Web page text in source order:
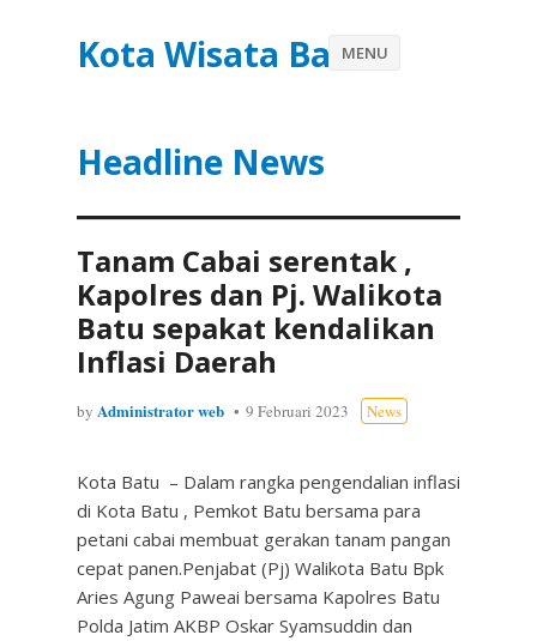
Kota Wisata Batu
Headline News
MENU
Tanam Cabai serentak ,
Kapolres dan Pj. Walikota
Batu sepakat kendalikan
Inflasi Daerah
by Administrator web 9 Februari 2023 News
Kota Batu – Dalam rangka pengendalian inflasi
di Kota Batu , Pemkot Batu bersama para
petani cabai membuat gerakan tanam pangan
cepat panen.Penjabat (Pj) Walikota Batu Bpk
Aries Agung Paweai bersama Kapolres Batu
Polda Jatim AKBP Oskar Syamsuddin dan